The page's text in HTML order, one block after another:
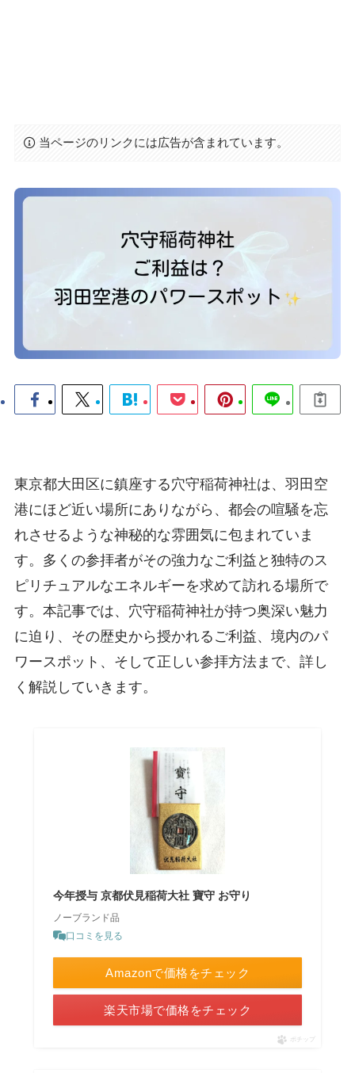
当ページのリンクには広告が含まれています。
東京都大田区に鎮座する穴守稲荷神社は、羽田空
港にほど近い場所にありながら、都会の喧騒を忘
れさせるような神秘的な雰囲気に包まれていま
す。多くの参拝者がその強力なご利益と独特のス
ピリチュアルなエネルギーを求めて訪れる場所で
す。本記事では、穴守稲荷神社が持つ奥深い魅力
に迫り、その歴史から授かれるご利益、境内のパ
ワースポット、そして正しい参拝方法まで、詳し
く解説していきます。
今年授与 京都伏見稲荷大社 寶守 お守り
ノーブランド品
口コミを見る
Amazonで価格をチェック
楽天市場で価格をチェック
ポチップ